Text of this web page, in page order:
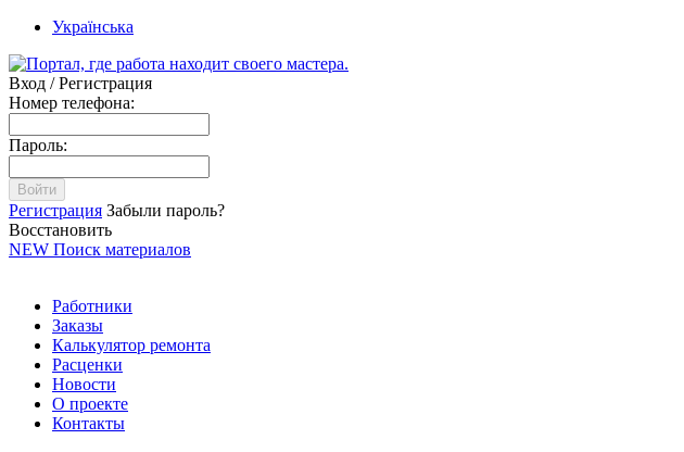
Українська
Вход / Регистрация
Номер телефона:
Пароль:
Войти
Регистрация Забыли пароль?
Восстановить
NEW Поиск материалов
Работники
Заказы
Калькулятор ремонта
Расценки
Новости
О проекте
Контакты